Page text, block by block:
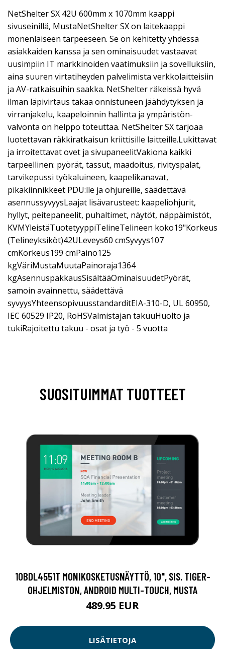
NetShelter SX 42U 600mm x 1070mm kaappi
sivuseinillä, MustaNetShelter SX on laitekaappi
monenlaiseen tarpeeseen. Se on kehitetty yhdessä
asiakkaiden kanssa ja sen ominaisuudet vastaavat
uusimpiin IT markkinoiden vaatimuksiin ja sovelluksiin,
aina suuren virtatiheyden palvelimista verkkolaitteisiin
ja AV-ratkaisuihin saakka. NetShelter räkeissä hyvä
ilman läpivirtaus takaa onnistuneen jäähdytyksen ja
virranjakelu, kaapeloinnin hallinta ja ympäristön-
valvonta on helppo toteuttaa. NetShelter SX tarjoaa
luotettavan räkkiratkaisun kriittisille laitteille.Lukittavat
ja irroitettavat ovet ja sivupaneelitVakiona kaikki
tarpeellinen: pyörät, tassut, maadoitus, rivityspalat,
tarvikepussi työkaluineen, kaapelikanavat,
pikakiinnikkeet PDU:lle ja ohjureille, säädettävä
asennussyvyysLaajat lisävarusteet: kaapeliohjurit,
hyllyt, peitepaneelit, puhaltimet, näytöt, näppäimistöt,
KVMYleistäTuotetyyppiTelineTelineen koko19"Korkeus
(Telineyksiköt)42ULeveys60 cmSyvyys107
cmKorkeus199 cmPaino125
kgVäriMustaMuutaPainoraja1364
kgAsennuspakkausSisältääOminaisuudetPyörät,
samoin avainnettu, säädettävä
syvyysYhteensopivuusstandarditEIA-310-D, UL 60950,
IEC 60529 IP20, RoHSValmistajan takuuHuolto ja
tukiRajoitettu takuu - osat ja työ - 5 vuotta
SUOSITUIMMAT TUOTTEET
10BDL4551T MONIKOSKETUSNÄYTTÖ, 10", SIS. TIGER-
OHJELMISTON, ANDROID MULTI-TOUCH, MUSTA
489.95 EUR
LISÄTIETOJA